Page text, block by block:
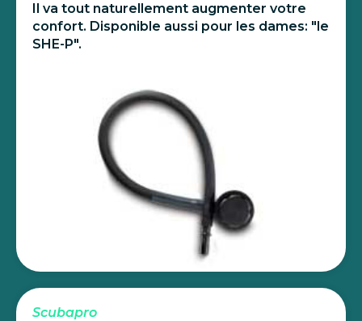
Il va tout naturellement augmenter votre
confort. Disponible aussi pour les dames: "le
SHE-P".
Scubapro